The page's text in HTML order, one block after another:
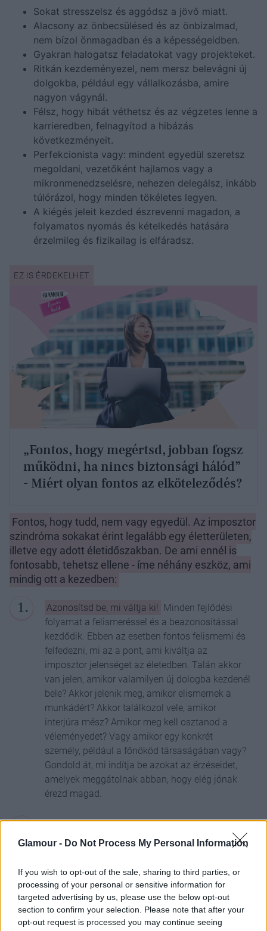
Glamour - Do Not Process My Personal Information
If you wish to opt-out of the sale, sharing to third parties, or
processing of your personal or sensitive information for
targeted advertising by us, please use the below opt-out
section to confirm your selection. Please note that after your
opt-out request is processed you may continue seeing
Sokat stresszelsz és aggódsz a jövő miatt.
Alacsony az önbecsülésed és az önbizalmad,
nem bízol önmagadban és a képességeidben.
Gyakran halogatsz feladatokat vagy projekteket.
Ritkán kezdeményezel, nem mersz belevágni új
dolgokba, például egy vállalkozásba, amire
nagyon vágynál.
Félsz, hogy hibát véthetsz és az végzetes lenne a
karrieredben, felnagyítod a hibázás
következményeit.
Perfekcionista vagy: mindent egyedül szeretsz
megoldani, vezetőként hajlamos vagy a
mikronmenedzselésre, nehezen delegálsz, inkább
túlórázol, hogy minden tökéletes legyen.
A kiégés jeleit kezded észrevenni magadon, a
folyamatos nyomás és kételkedés hatására
érzelmileg és fizikailag is elfáradsz.
„Fontos, hogy megértsd, jobban fogsz
működni, ha nincs biztonsági hálód”
- Miért olyan fontos az elköteleződés?
Fontos, hogy tudd, nem vagy egyedül. Az imposztor
szindróma sokakat érint legalább egy életterületen,
illetve egy adott életidőszakban. De ami ennél is
fontosabb, tehetsz ellene - íme néhány eszköz, ami
mindig ott a kezedben:
Azonosítsd be, mi váltja ki! Minden fejlődési
folyamat a felismeréssel és a beazonosítással
kezdődik. Ebben az esetben fontos felismerni és
felfedezni, mi az a pont, ami kiváltja az
imposztor jelenséget az életedben. Talán akkor
van jelen, amikor valamilyen új dologba kezdenél
bele? Akkor jelenik meg, amikor elismernek a
munkádért? Akkor találkozol vele, amikor
interjúra mész? Amikor meg kell osztanod a
véleményedet? Vagy amikor egy konkrét
személy, például a főnököd társaságában vagy?
Gondold át, mi indítja be azokat az érzéseidet,
amelyek meggátolnak abban, hogy elég jónak
érezd magad.
“érzésmódodat”!Tegyük fel, rendelkezel egy
levegőben, feloldódik az imposztor szindrómád
és teljesen megszűnik létezni. Hazamész, a nap
végén pedig boldogan elalszol a kényelmes,
puha ágyadban, és amikor reggel felébredsz, már
egy új ember köszönt vissza a tükörből. Mit